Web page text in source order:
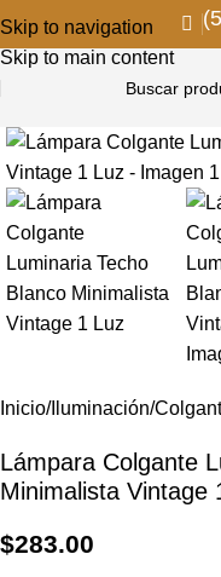
Skip to navigation
Skip to main content
Inicio Iluminación
Lámpara Colgante
Minimalista Vintage
$283.00